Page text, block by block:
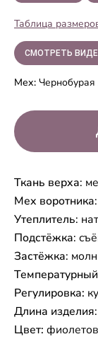
Таблица
СМОТРЕТЬ
Мех: Чернобурая
Ткань верха:
Мех воротника
Утеплитель:
Подстёжка:
Застёжка:
Регулировка:
Длина изделия
Цвет: